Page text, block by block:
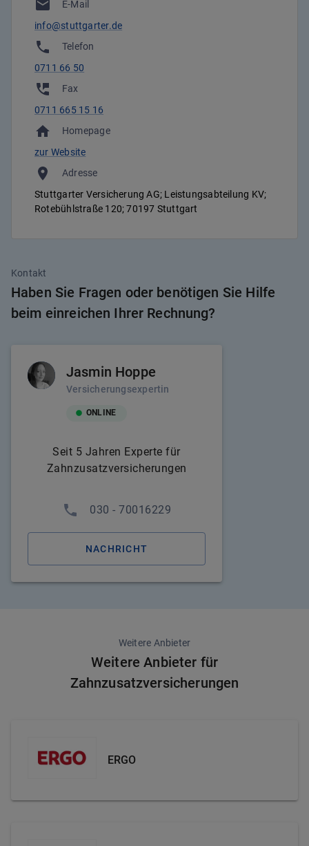
E-Mail
info@stuttgarter.de
Telefon
0711 66 50
Fax
0711 665 15 16
Homepage
zur Website
Adresse
Stuttgarter Versicherung AG; Leistungsabteilung KV;
Rotebühlstraße 120; 70197 Stuttgart
Kontakt
Haben Sie Fragen oder benötigen Sie Hilfe
beim einreichen Ihrer Rechnung?
Jasmin Hoppe
Versicherungsexpertin
ONLINE
Seit 5 Jahren Experte für
Zahnzusatzversicherungen
030 - 70016229
NACHRICHT
Weitere Anbieter
Weitere Anbieter für
Zahnzusatzversicherungen
ERGO